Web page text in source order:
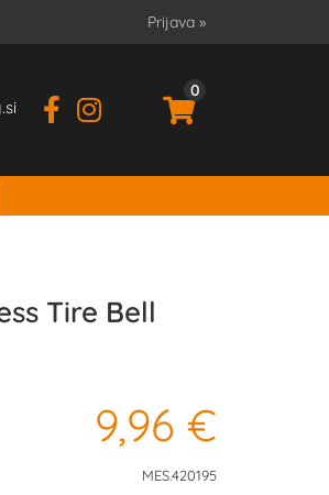
Prijava »
0
Tire Bell
9,96 €
MES.420195